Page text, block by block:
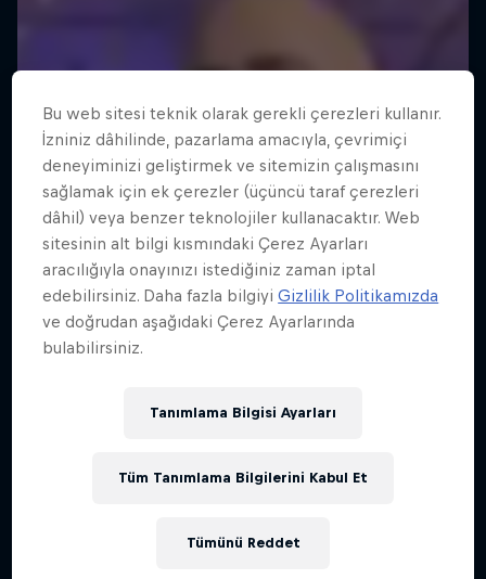
Bu web sitesi teknik olarak gerekli çerezleri kullanır.
İzniniz dâhilinde, pazarlama amacıyla, çevrimiçi
deneyiminizi geliştirmek ve sitemizin çalışmasını
sağlamak için ek çerezler (üçüncü taraf çerezleri
dâhil) veya benzer teknolojiler kullanacaktır. Web
sitesinin alt bilgi kısmındaki Çerez Ayarları
aracılığıyla onayınızı istediğiniz zaman iptal
edebilirsiniz. Daha fazla bilgiyiGizlilik Politikamızda
ve doğrudan aşağıdaki Çerez Ayarlarında
bulabilirsiniz.
Tanımlama Bilgisi Ayarları
Tümünü Reddet
Tüm Tanımlama Bilgilerini Kabul Et